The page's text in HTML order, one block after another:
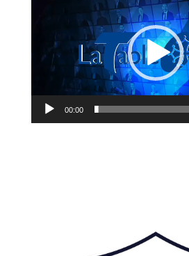
00:00